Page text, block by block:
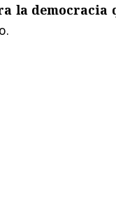
la democracia